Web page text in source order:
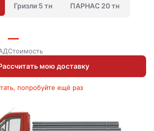
Гризли 5 тн ПАРНАС 20 тн
—
Стоимость
мою доставку
попробуйте ещё раз